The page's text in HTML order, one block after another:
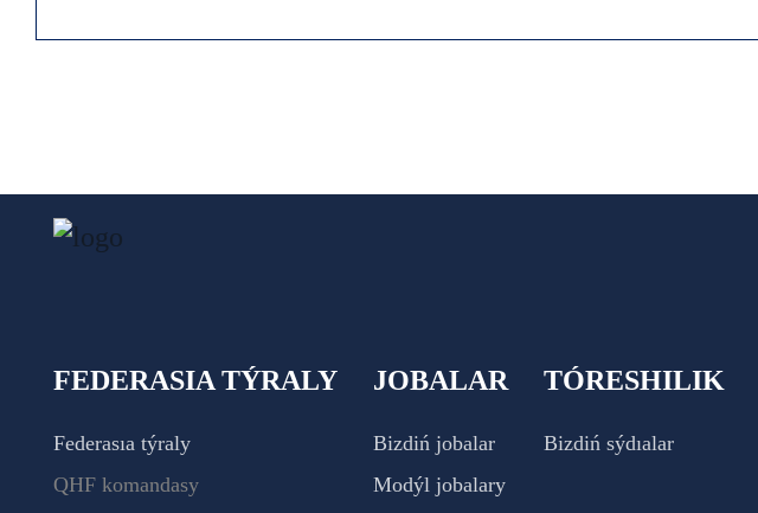
FEDERASIA TÝRALY
Federasıa týraly
QHF komandasy
JOBALAR
Bizdiń jobalar
Modýl jobalary
TÓRESHILIK
Bizdiń sýdıalar